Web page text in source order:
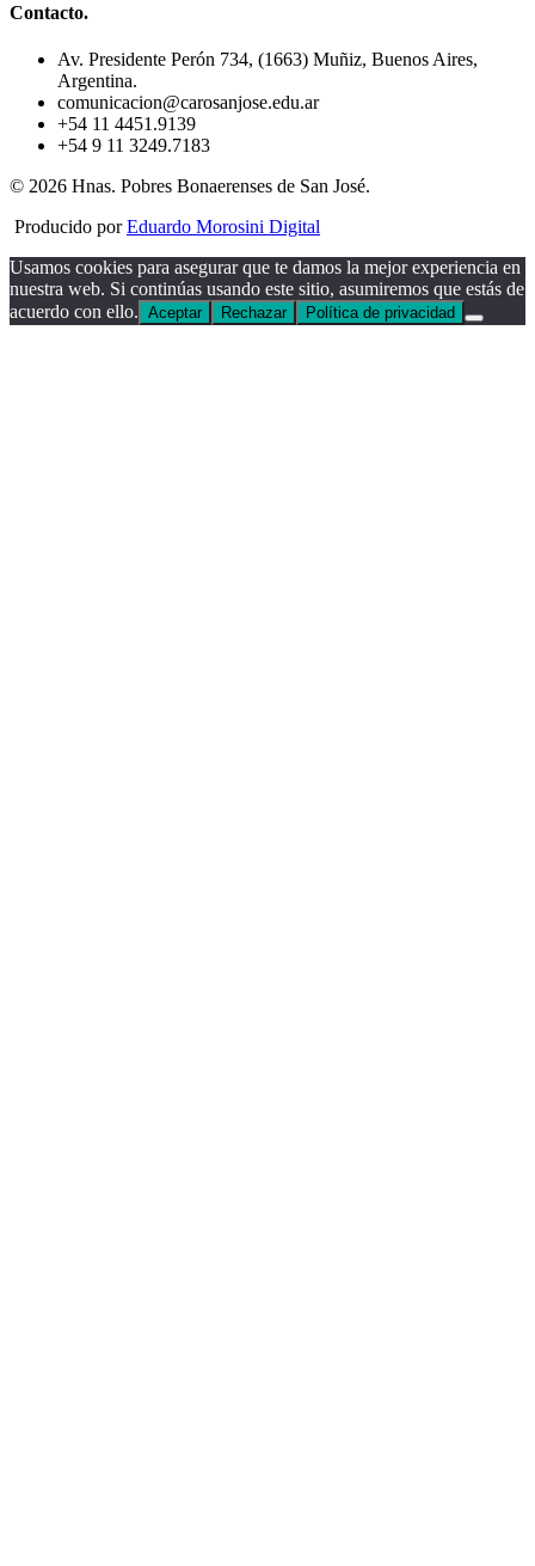
Contacto.
Av. Presidente Perón 734, (1663) Muñiz, Buenos Aires,
Argentina.
comunicacion@carosanjose.edu.ar
+54 11 4451.9139
+54 9 11 3249.7183
© 2026 Hnas. Pobres Bonaerenses de San José.
Producido porEduardo Morosini Digital
Usamos cookies para asegurar que te damos la mejor experiencia en
nuestra web. Si continúas usando este sitio, asumiremos que estás de
acuerdo con ello. Aceptar Rechazar Política de privacidad